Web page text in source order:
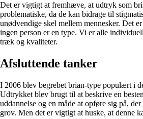
Det er vigtigt at fremhæve, at udtryk som
problematiske, da de kan bidrage til
unødvendige skel mellem mennesker. Det
ingen person er en type. Vi er alle
træk og kvaliteter.
Afsluttende tanker
I 2006 blev begrebet brian-type populært i
Udtrykket blev brugt til at beskrive en
uddannelse og en måde at opføre sig på,
grov. Men det er vigtigt at huske, at denne